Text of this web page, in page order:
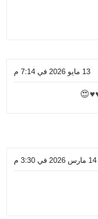
13 مايو 2026 في 7:14 م
14 مارس 2026 في 3:30 م